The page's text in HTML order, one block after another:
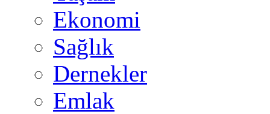
Ekonomi
Sağlık
Dernekler
Emlak